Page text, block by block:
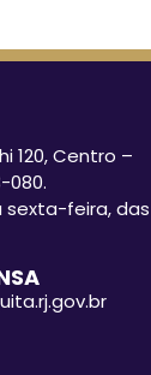
120, Centro –
080.
sexta-feira,